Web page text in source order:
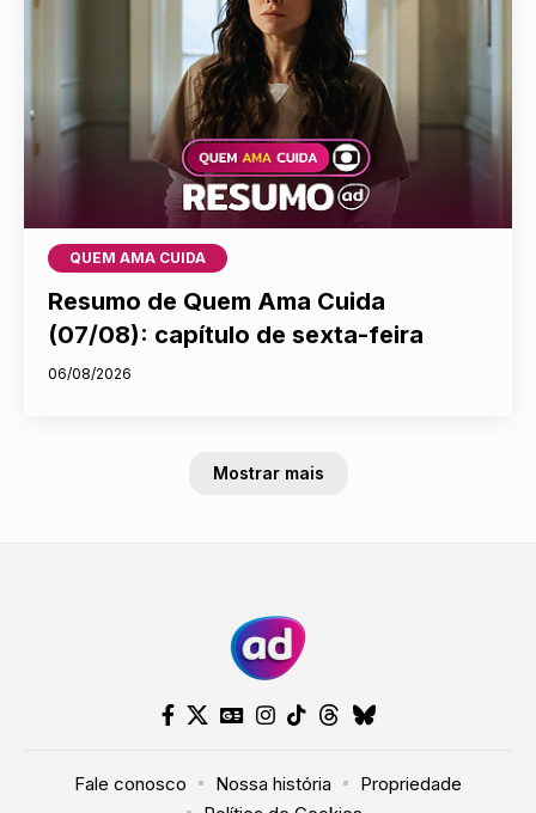
QUEM AMA CUIDA
Resumo de Quem Ama Cuida
(07/08): capítulo de sexta-feira
06/08/2026
Mostrar mais
Fale conosco Nossa história
Propriedade